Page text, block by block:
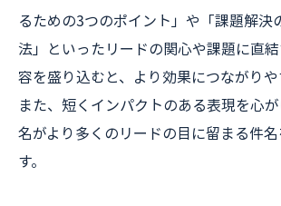
るための3つのポイント」や「課題解決
法」といったリードの関心や課題に直
容を盛り込むと、より効果につながりや
また、短くインパクトのある表現を心
名がより多くのリードの目に留まる件
す。